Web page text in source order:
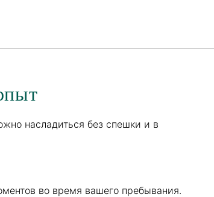
насладиться без спешки и в
во время вашего пребывания.